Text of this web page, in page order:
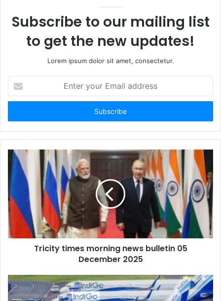
Subscribe to our mailing list
to get the new updates!
Lorem ipsum dolor sit amet, consectetur.
your
Email
Tricity times morning news bulletin 05
December 2025